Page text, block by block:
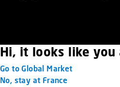
Hi, it looks like
Go to Global Market
No, stay at France